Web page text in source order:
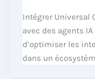
Intégrer Universal
avec des agents
d’optimiser les
dans un